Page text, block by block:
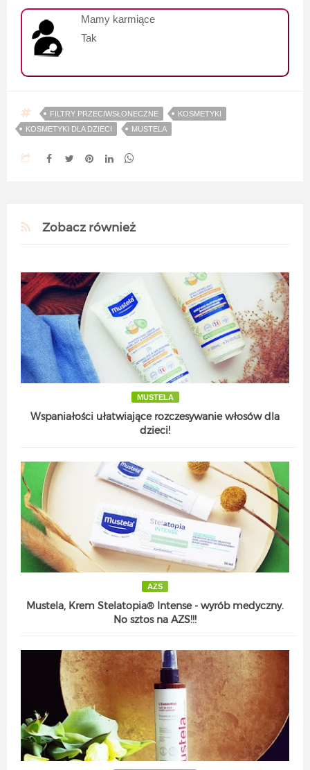
Mamy karmiące
Tak
FILTRY PRZECIWSŁONECZNE
KOSMETYKI
KOSMETYKI DLA DZIECI
MUSTELA
Zobacz również
MUSTELA
Wspaniałości ułatwiające rozczesywanie włosów dla
dzieci!
AZS
Mustela, Krem Stelatopia® Intense - wyrób medyczny.
No sztos na AZS!!!